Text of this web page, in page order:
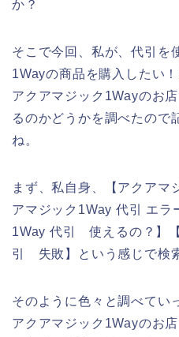
か？
そこで今回、私が、代引を
1Wayの商品を購入したい
アクアマジック1Wayのお
るのかどうかを調べたので
ね。
まず、私自身、【アクアマ
アマジック1Way 代引 エラ
1Way 代引 使えるの？】
引 失敗】という感じで検
そのように色々と調べてい
アクアマジック1Wayのお